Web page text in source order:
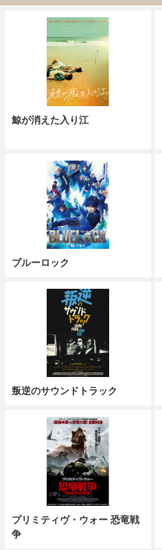
鯨が消えた入り江
ブルーロック
叛逆のサウンドトラック
プリミティヴ・ウォー 恐竜戦
争